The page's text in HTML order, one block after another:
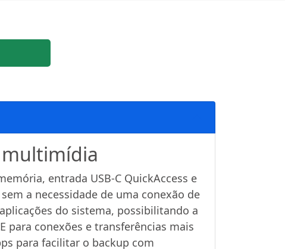
multimídia
entrada USB-C QuickAccess e
a necessidade de uma conexão de
do sistema, possibilitando a
para conexões e transferências mais
para facilitar o backup com